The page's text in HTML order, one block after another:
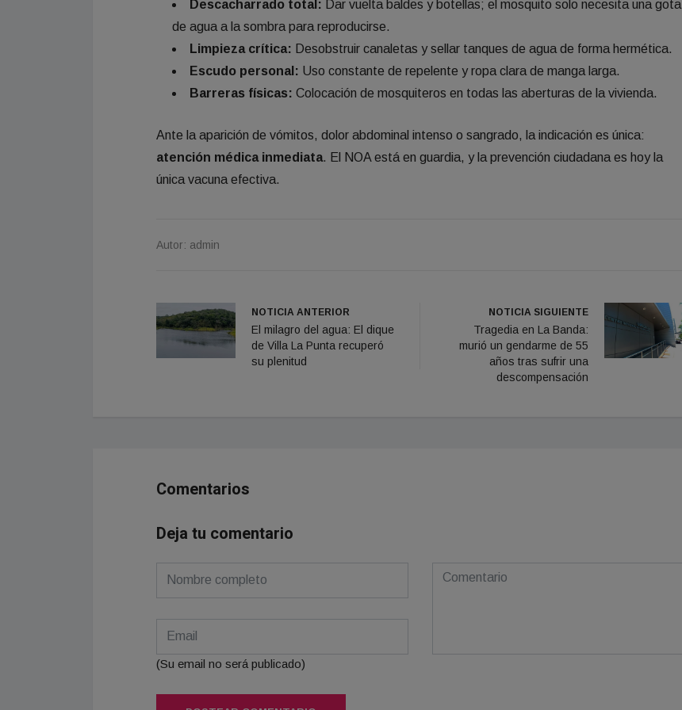
Descacharrado total: Dar vuelta baldes y botellas; el mosquito solo necesita una gota
de agua a la sombra para reproducirse.
Limpieza crítica: Desobstruir canaletas y sellar tanques de agua de forma hermética.
Escudo personal: Uso constante de repelente y ropa clara de manga larga.
Barreras físicas: Colocación de mosquiteros en todas las aberturas de la vivienda.
Ante la aparición de vómitos, dolor abdominal intenso o sangrado, la indicación es única:
atención médica inmediata. El NOA está en guardia, y la prevención ciudadana es hoy la
única vacuna efectiva.
Autor: admin
NOTICIA ANTERIOR
El milagro del agua: El dique
de Villa La Punta recuperó
su plenitud
NOTICIA SIGUIENTE
Tragedia en La Banda:
murió un gendarme de 55
años tras sufrir una
descompensación
Comentarios
Deja tu comentario
(Su email no será publicado)